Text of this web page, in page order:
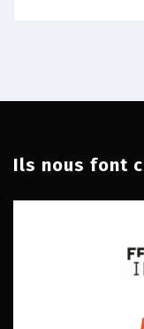
Ils nous font